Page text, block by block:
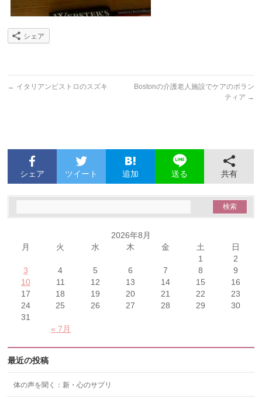
シェア
← イタリアンビストロのスズキ
Bostonの介護老人施設でケアのボラン
ティア →
シェア ツイート 追加 送る 共有
2026年8月
月
火 水 木 金 土 日
« 7月
1
2
3
4 5 6 7 8
9
10
11 12 13 14 15
16
17
18 19 20 21 22
23
24
25 26 27 28 29
30
31
最近の投稿
体の声を聞く：新・心のサプリ